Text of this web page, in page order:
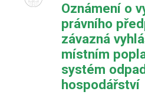
Oznámení o
právního
závazná
místním
systém
hospodářství